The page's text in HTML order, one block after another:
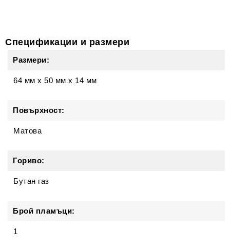
Спецификации и размери
Размери:
64 мм x 50 мм x 14 мм
Повърхност:
Матова
Гориво:
Бутан газ
Брой пламъци:
1